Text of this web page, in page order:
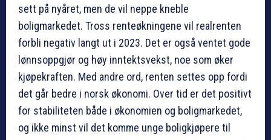
sett på nyåret, men de vil neppe kneble
boligmarkedet. Tross renteøkningene vil realrenten
forbli negativ langt ut i 2023. Det er også ventet gode
lønnsoppgjør og høy inntektsvekst, noe som øker
kjøpekraften. Med andre ord, renten settes opp fordi
det går bedre i norsk økonomi. Over tid er det positivt
for stabiliteten både i økonomien og boligmarkedet,
og ikke minst vil det komme unge boligkjøpere til